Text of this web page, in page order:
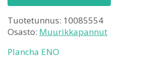
Tuotetunnus: 10085554
Osasto: Muurikkapannut
Plancha ENO